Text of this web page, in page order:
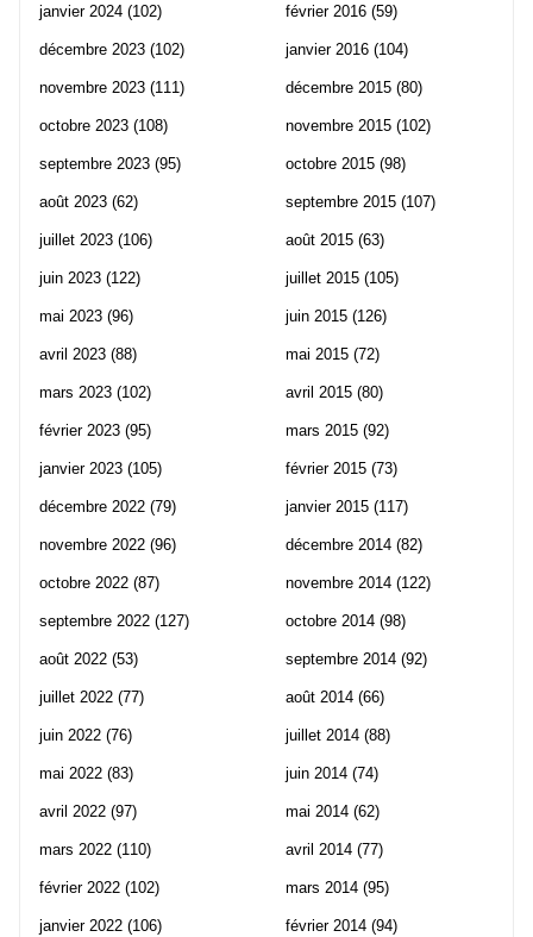
janvier 2024 (102)
décembre 2023 (102)
novembre 2023 (111)
octobre 2023 (108)
septembre 2023 (95)
août 2023 (62)
juillet 2023 (106)
juin 2023 (122)
mai 2023 (96)
avril 2023 (88)
mars 2023 (102)
février 2023 (95)
janvier 2023 (105)
décembre 2022 (79)
novembre 2022 (96)
octobre 2022 (87)
septembre 2022 (127)
août 2022 (53)
juillet 2022 (77)
juin 2022 (76)
mai 2022 (83)
avril 2022 (97)
mars 2022 (110)
février 2022 (102)
janvier 2022 (106)
février 2016 (59)
janvier 2016 (104)
décembre 2015 (80)
novembre 2015 (102)
octobre 2015 (98)
septembre 2015 (107)
août 2015 (63)
juillet 2015 (105)
juin 2015 (126)
mai 2015 (72)
avril 2015 (80)
mars 2015 (92)
février 2015 (73)
janvier 2015 (117)
décembre 2014 (82)
novembre 2014 (122)
octobre 2014 (98)
septembre 2014 (92)
août 2014 (66)
juillet 2014 (88)
juin 2014 (74)
mai 2014 (62)
avril 2014 (77)
mars 2014 (95)
février 2014 (94)